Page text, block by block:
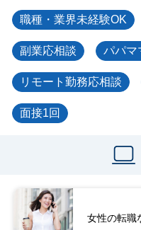
職種・業界未経験OK
副業応相談 パパマ
リモート勤務応相談
面接1回
女性の転職